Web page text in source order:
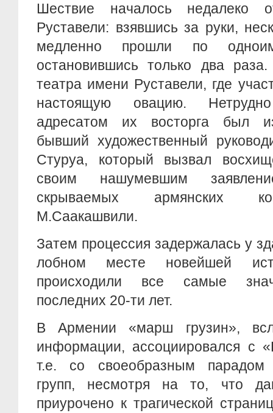
Шествие началось недалеко
Руставели: взявшись за руки,
медленно прошли по
остановившись только два
театра имени Руставели, где
настоящую овацию.
адресатом их восторга был
бывший художественный
Стуруа, который вызвал
своим нашумевшим
скрываемых армянских
М.Саакашвили.
Затем процессия задержалась у
лобном месте новейшей
происходили все самые
последних 20-ти лет.
В Армении «марш грузин»,
информации, ассоциировался с
т.е. со своеобразным парадом
групп, несмотря на то, что
приурочено к трагической